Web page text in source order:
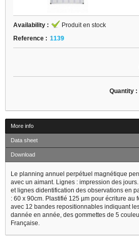
Availability :
Produit en stock
Reference : 1139
Quantity :
More info
Data sheet
Download
Le planning annuel perpétuel magnétique
avec un aimant. Lignes : impression des
et lignes didentification des observations en
: 60 x 90cm. Plastifié 125 µm pour écriture au
avec 12 bandes repositionnables indiquant
dannée en année, des gommettes de 5
Française.